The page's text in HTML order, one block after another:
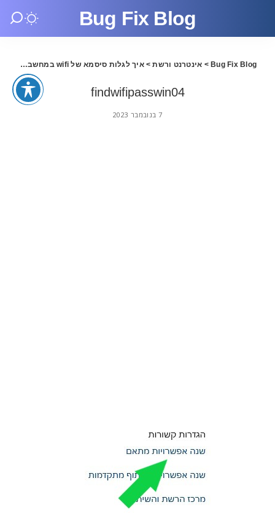
Bug Fix Blog
Bug Fix Blog
> אינטרנט ורשת>איך לגלות סיסמא של wifi במחשב >
findwifipasswin04
7 בנובמבר 2023